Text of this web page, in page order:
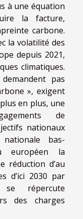
à une équation
la facture,
carbone.
la volatilité des
depuis 2021,
climatiques.
pas
», exigent
en plus, une
de
nationaux
bas-
européen la
réduction d’au
d’ici 2030 par
répercute
des charges